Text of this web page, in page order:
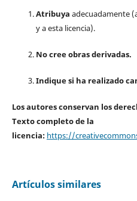
Atribuya adecuadamente
y a esta licencia).
No cree obras derivadas.
Indique si ha realizado
Los autores conservan los
Texto completo de la
licencia: https://
Artículos similares